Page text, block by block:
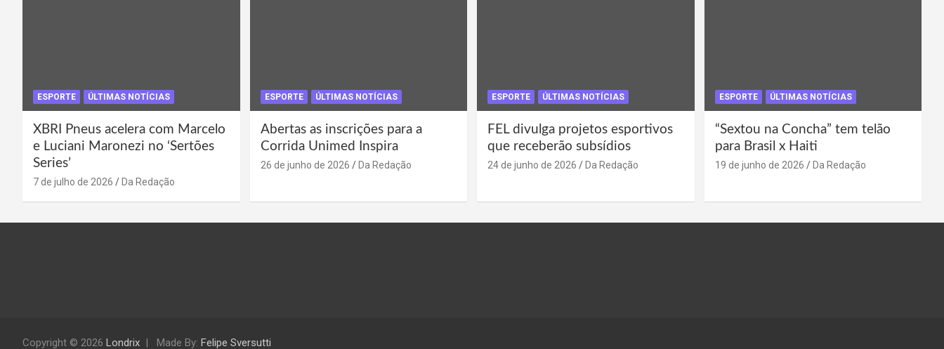
ESPORTE ÚLTIMAS NOTÍCIAS
XBRI Pneus acelera com Marcelo
e Luciani Maronezi no ‘Sertões
Series’
7 de julho de 2026 Da Redação
ESPORTE ÚLTIMAS NOTÍCIAS
Abertas as inscrições para a
Corrida Unimed Inspira
26 de junho de 2026 Da Redação
ESPORTE ÚLTIMAS NOTÍCIAS
FEL divulga projetos esportivos
que receberão subsídios
24 de junho de 2026 Da Redação
ESPORTE ÚLTIMAS NOTÍCIAS
“Sextou na Concha” tem telão
para Brasil x Haiti
19 de junho de 2026 Da Redação
Copyright © 2026 Londrix Made By: Felipe Sversutti